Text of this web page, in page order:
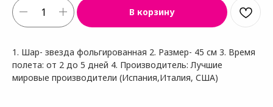
В корзину
1. Шар- звезда фольгированная 2. Размер- 45 см 3. Время
полета: от 2 до 5 дней 4. Производитель: Лучшие
мировые производители (Испания,Италия, США)